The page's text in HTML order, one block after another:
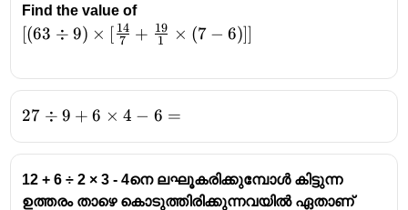
Find the value of
[(63 \div 9)
[\frac{14}
{7}+\frac{19}
{1}\times(7-
6)]]
[(63 ÷ 9) × [ 7
14 + 1
19 × (7 − 6)]]
27
+ 6
\times
4 - 6
27 ÷ 9 + 6 × 4 − 6 =
12 + 6 ÷ 2 × 3 - 4നെ ലഘൂകരിക്കുമ്പോൾ കിട്ടുന്ന
ഉത്തരം താഴെ കൊടുത്തിരിക്കുന്നവയിൽ ഏതാണ്